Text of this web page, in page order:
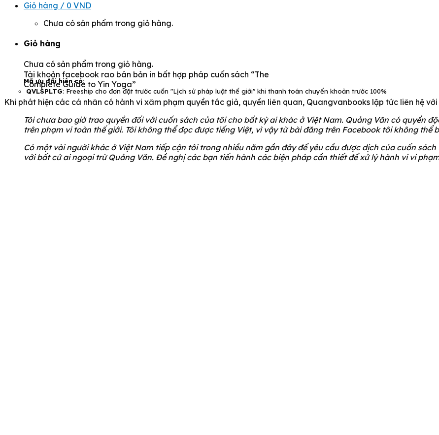
Giỏ hàng / 0 VND
Chưa có sản phẩm trong giỏ hàng.
Giỏ hàng
Chưa có sản phẩm trong giỏ hàng.
Mã ưu đãi hiện có:
QVLSPLTG: Freeship cho đơn đặt trước cuốn "Lịch sử pháp luật thế giới" khi thanh toán chuyển khoản trước 100%
Tài khoản facebook rao bán bản in bất hợp pháp cuốn sách “The
Complete Guide to Yin Yoga”
Khi phát hiện các cá nhân có hành vi xâm phạm quyền tác giả, quyền liên quan, Quangvanbooks lập tức liên hệ
Tôi chưa bao giờ trao quyền đối với cuốn sách của tôi cho bất kỳ ai khác ở Việt Nam. Quảng Văn có quyền
trên phạm vi toàn thế giới. Tôi không thể đọc được tiếng Việt, vì vậy từ bài đăng trên Facebook tôi không thể
Có một vài người khác ở Việt Nam tiếp cận tôi trong nhiều năm gần đây để yêu cầu được dịch của cuốn
với bất cứ ai ngoại trừ Quảng Văn. Đề nghị các bạn tiến hành các biện pháp cần thiết để xử lý hành vi vi